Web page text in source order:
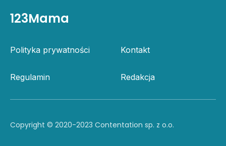
123Mama
Polityka prywatności Kontakt
Regulamin Redakcja
Copyright © 2020-2023 Contentation sp. z o.o.